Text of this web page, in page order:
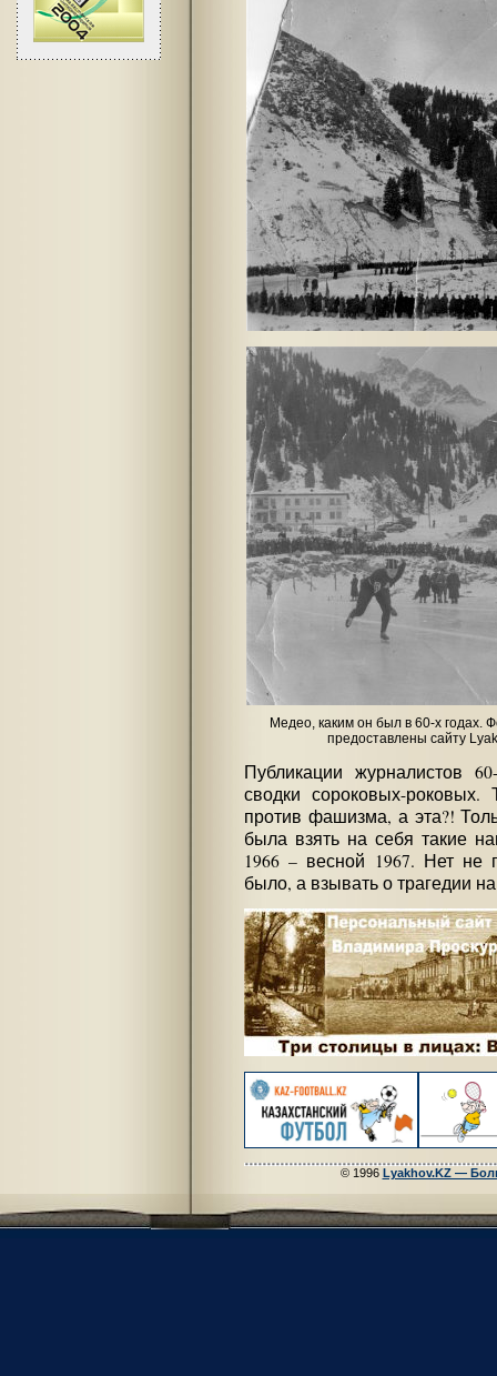
Медео, каким он был в 60-х годах.
предоставлены сайту
Публикации журналистов
сводки сороковых-
против фашизма, а эта?!
была взять на себя такие
1966 – весной 1967. Нет не
было, а взывать о трагедии
© 1996 Lyakhov.KZ —